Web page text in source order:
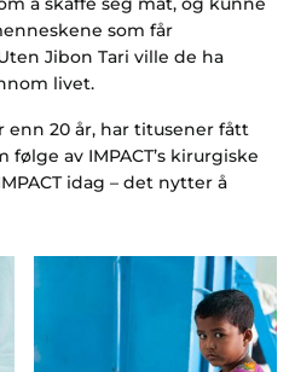
som får
Jibon Tari ville de ha
livet.
20 år, har titusener fått
av IMPACT’s kirurgiske
idag – det nytter å